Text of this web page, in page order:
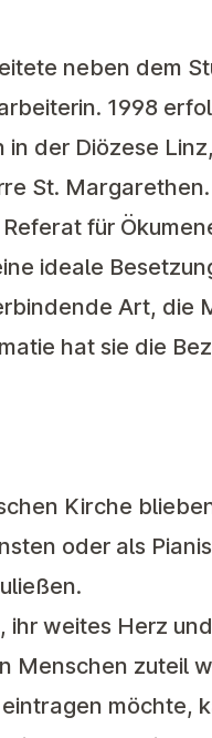
neben dem
1998
der Diözese
St.
für
ideale
Art, die
hat sie die
Kirche
oder als
ihr weites Herz
Menschen zuteil
möchte,